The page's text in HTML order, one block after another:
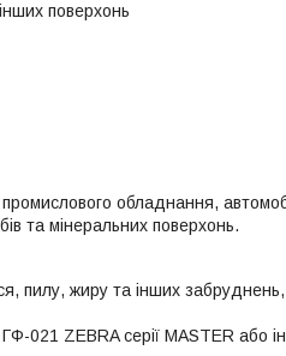
поверхонь
обладнання,
та мінеральних поверхонь.
пилу, жиру та інших
021 ZEBRA серії MASTER або